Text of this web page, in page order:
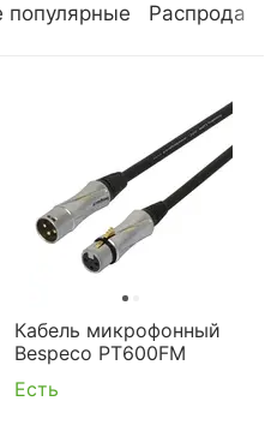
Кабель микрофонный
Bespeco PT600FM
Есть